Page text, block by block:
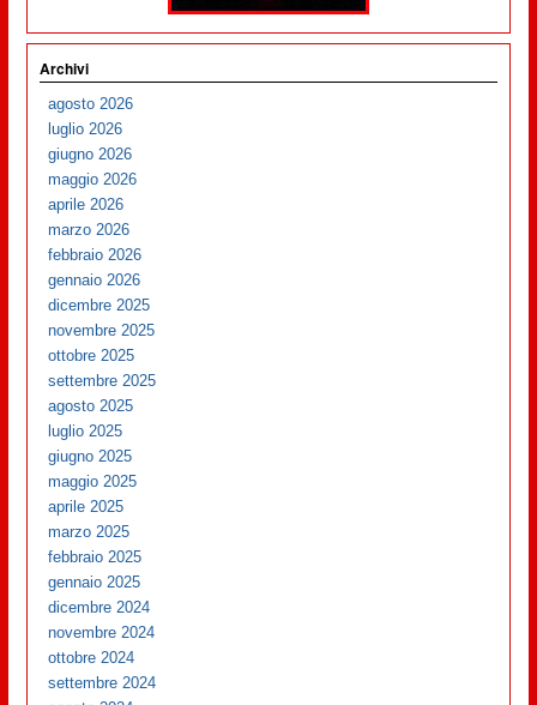
Archivi
agosto 2026
luglio 2026
giugno 2026
maggio 2026
aprile 2026
marzo 2026
febbraio 2026
gennaio 2026
dicembre 2025
novembre 2025
ottobre 2025
settembre 2025
agosto 2025
luglio 2025
giugno 2025
maggio 2025
aprile 2025
marzo 2025
febbraio 2025
gennaio 2025
dicembre 2024
novembre 2024
ottobre 2024
settembre 2024